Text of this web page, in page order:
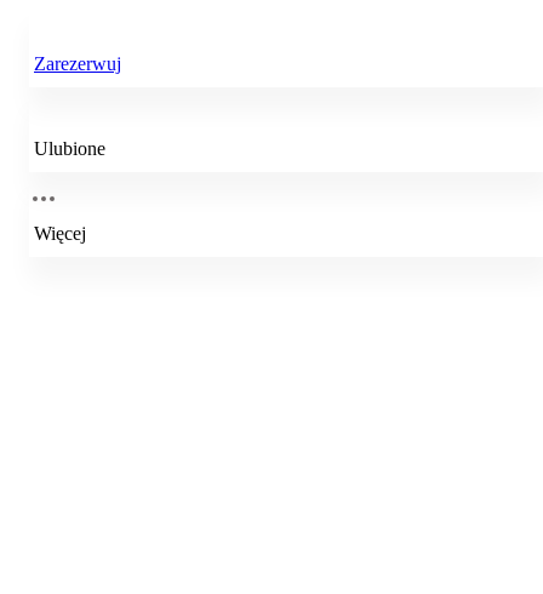
Zarezerwuj
Ulubione
Więcej